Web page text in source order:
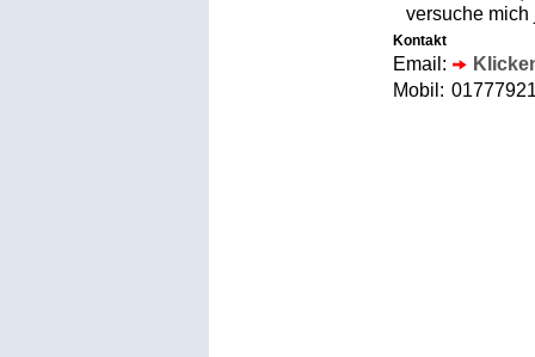
versuche
Kontakt
Email:
Mobil: